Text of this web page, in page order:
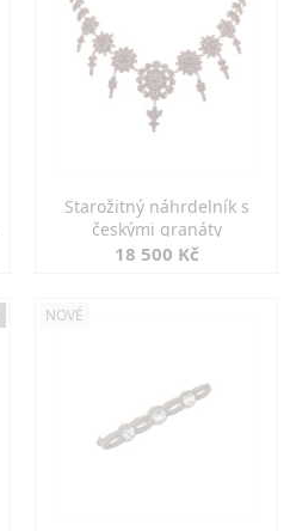
Starožitný náhrdelník s
českými granáty
18 500 Kč
NOVÉ